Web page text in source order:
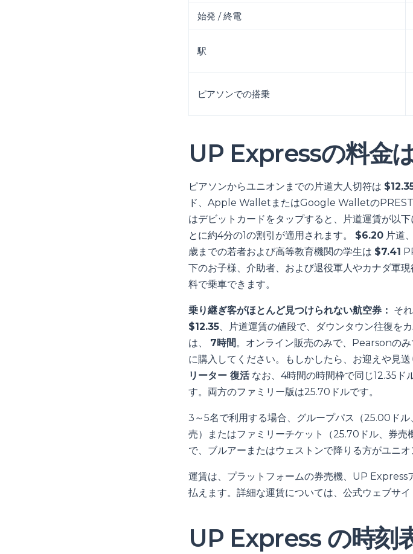
始発 / 終電
駅
ピアソンでの搭乗
UP Expressの料金
ピアソンからユニオンまでの片道大人切符は
ド、Apple WalletまたはGoogle Walletの
はデビットカードをタップすると、片道運賃が以下
とに約4分の1の割引が適用されます。 $6.20 片道
歳までの若者および高等教育機関の学生は $7.41
下のお子様、介助者、および退役軍人やカナダ軍
料で乗車できます。
乗り継ぎ客がほとんど見つけられない航空券： それ
$12.35、片道運賃の値段で、ダウンタウン往復を
は、 7時間。オンライン販売のみで、Pearsonの
に購入してください。もしかしたら、お迎えや見
リーター 復活なお、4時間の時間枠で同じ12.35ド
す。両方のファミリー版は25.70ドルです。
3～5名で利用する場合、グループパス（25.00ド
売）またはファミリーチケット（25.70ドル、券
で、ブルアーまたはウェストンで降りる方がユニ
運賃は、プラットフォームの券売機、UP Express
払えます。詳細な運賃については、公式ウェブサイ
UP Express の時刻